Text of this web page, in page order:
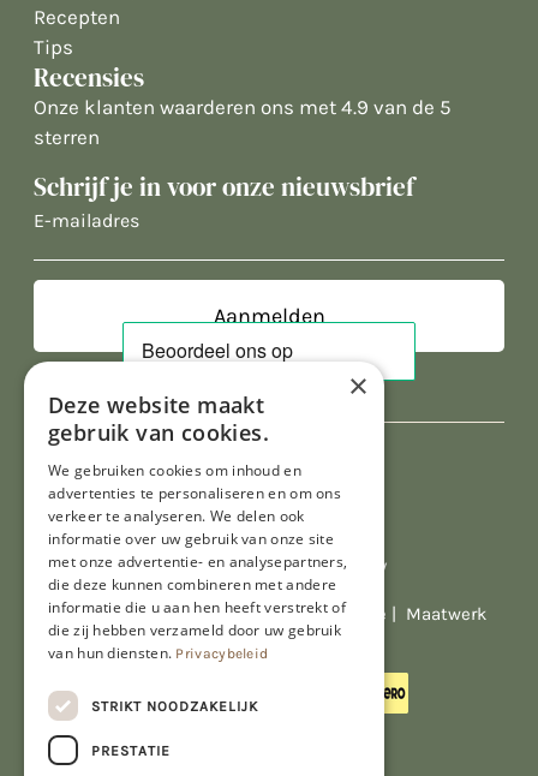
Recepten
Tips
Recensies
Onze klanten waarderen ons met 4.9 van de 5
sterren
Schrijf je in voor onze nieuwsbrief
E-
Al onze prijzen zijn incl. BTW
© Copyright 2026 Limburgs Bakwinkeltje | Maatwerk
website webmix
×
Deze website maakt
gebruik van cookies.
We gebruiken cookies om inhoud en
advertenties te personaliseren en om ons
verkeer te analyseren. We delen ook
informatie over uw gebruik van onze site
met onze advertentie- en analysepartners,
die deze kunnen combineren met andere
informatie die u aan hen heeft verstrekt of
die zij hebben verzameld door uw gebruik
van hun diensten. Privacybeleid
STRIKT NOODZAKELIJK
PRESTATIE